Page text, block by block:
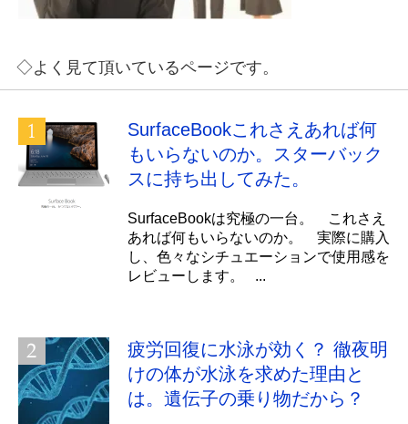
◇よく見て頂いているページです。
SurfaceBookこれさえあれば何
もいらないのか。スターバック
スに持ち出してみた。
SurfaceBookは究極の一台。 これさえ
あれば何もいらないのか。 実際に購入
し、色々なシチュエーションで使用感を
レビューします。 ...
疲労回復に水泳が効く？ 徹夜明
けの体が水泳を求めた理由と
は。遺伝子の乗り物だから？